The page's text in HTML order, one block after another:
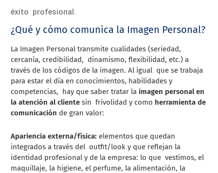
éxito profesional.
¿Qué y cómo comunica la Imagen Personal?
La Imagen Personal transmite cualidades (seriedad,
cercanía, credibilidad, dinamismo, flexibilidad, etc.) a
través de los códigos de la imagen. Al igual que se trabaja
para estar el día en conocimientos, habilidades y
competencias, hay que saber tratar la imagen personal en
la atención al clientesin frivolidad y como herramienta de
comunicación de gran valor:
Apariencia externa/física: elementos que quedan
integrados a través del outfit/look y que reflejan la
identidad profesional y de la empresa: lo que vestimos, el
maquillaje, la higiene, el perfume, la alimentación, la